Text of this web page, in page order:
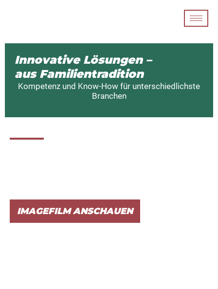
Innovative Lösungen –
aus Familientradition
Kompetenz und Know-How für unterschiedlichste
Branchen
IMAGEFILM ANSCHAUEN